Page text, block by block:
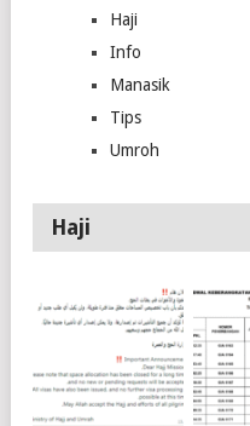
Haji
Info
Manasik
Tips
Umroh
Haji